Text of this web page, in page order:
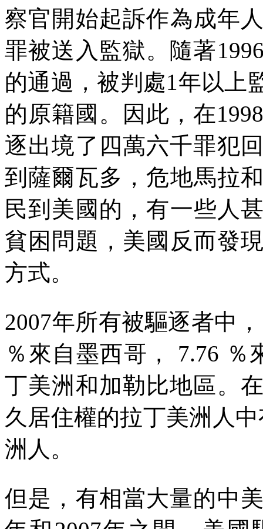
察官開始起訴作為成年
罪被送入監獄。隨著
的通過，被判處1年以上
的原籍國。因此，在
逐出境了四萬六千罪犯
到薩爾瓦多，危地馬拉
民到美國的，有一些人
貧困問題，美國反而發
方式。
2007年所有被驅逐者中，
％來自墨西哥，
7.76 ％
丁美洲和加勒比地區。
久居住權的拉丁美洲人
洲人。
但是，有相當大量的中